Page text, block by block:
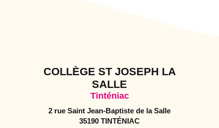
COLLÈGE ST JOSEPH LA
SALLE
Tinténiac
2 rue Saint Jean-Baptiste de la Salle
35190 TINTÉNIAC